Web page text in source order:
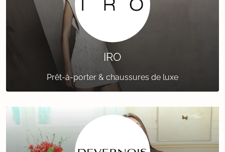
IRO
Prêt-à-porter & chaussures de luxe